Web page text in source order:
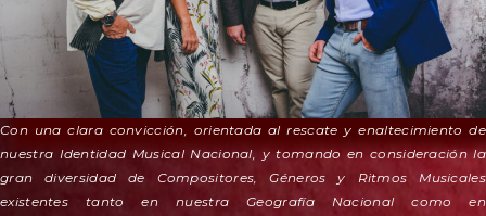
Con una clara convicción, orientada al rescate y enaltecimiento de
nuestra Identidad Musical Nacional, y tomando en consideración la
gran diversidad de Compositores, Géneros y Ritmos Musicales
existentes tanto en nuestra Geografía Nacional como en